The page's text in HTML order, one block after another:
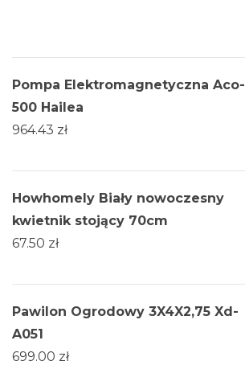
Pompa Elektromagnetyczna Aco-
500 Hailea
964.43 zł
Howhomely Biały nowoczesny
kwietnik stojący 70cm
67.50 zł
Pawilon Ogrodowy 3X4X2,75 Xd-
A051
699.00 zł